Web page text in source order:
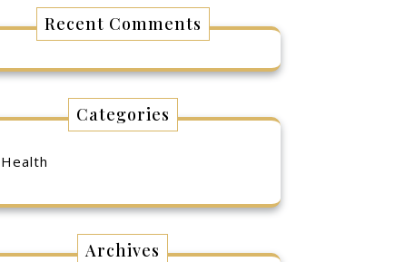
Recent Comments
Categories
Health
Archives